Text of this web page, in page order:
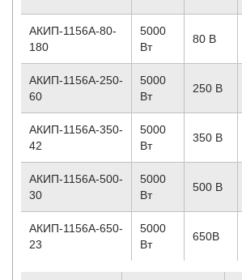
АКИП-1156А-80-
180
5000
Вт
80 B
АКИП-1156А-250-
60
5000
Вт
250 B
АКИП-1156А-350-
42
5000
Вт
350 B
АКИП-1156А-500-
30
5000
Вт
500 B
АКИП-1156А-650-
23
5000
Вт
650B